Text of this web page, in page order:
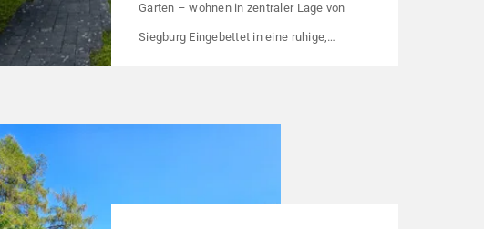
Garten – wohnen in zentraler Lage von
Siegburg Eingebettet in eine ruhige,
dieser freistehende Bungalow auf einem